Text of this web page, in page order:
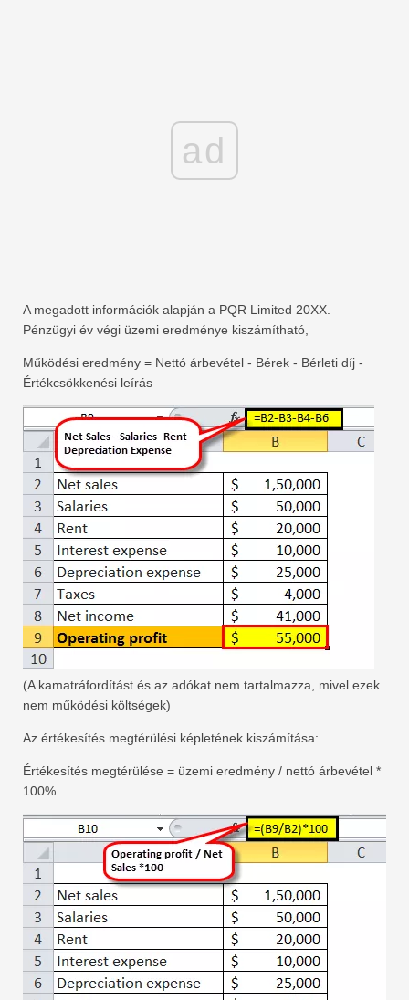
ad
A megadott információk alapján a PQR Limited 20XX.
Pénzügyi év végi üzemi eredménye kiszámítható,
Működési eredmény = Nettó árbevétel - Bérek - Bérleti díj -
Értékcsökkenési leírás
(A kamatráfordítást és az adókat nem tartalmazza, mivel ezek
nem működési költségek)
Az értékesítés megtérülési képletének kiszámítása:
Értékesítés megtérülése = üzemi eredmény / nettó árbevétel *
100%